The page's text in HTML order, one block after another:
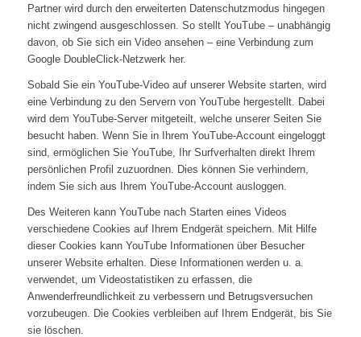
Partner wird durch den erweiterten Datenschutzmodus hingegen
nicht zwingend ausgeschlossen. So stellt YouTube – unabhängig
davon, ob Sie sich ein Video ansehen – eine Verbindung zum
Google DoubleClick-Netzwerk her.
Sobald Sie ein YouTube-Video auf unserer Website starten, wird
eine Verbindung zu den Servern von YouTube hergestellt. Dabei
wird dem YouTube-Server mitgeteilt, welche unserer Seiten Sie
besucht haben. Wenn Sie in Ihrem YouTube-Account eingeloggt
sind, ermöglichen Sie YouTube, Ihr Surfverhalten direkt Ihrem
persönlichen Profil zuzuordnen. Dies können Sie verhindern,
indem Sie sich aus Ihrem YouTube-Account ausloggen.
Des Weiteren kann YouTube nach Starten eines Videos
verschiedene Cookies auf Ihrem Endgerät speichern. Mit Hilfe
dieser Cookies kann YouTube Informationen über Besucher
unserer Website erhalten. Diese Informationen werden u. a.
verwendet, um Videostatistiken zu erfassen, die
Anwenderfreundlichkeit zu verbessern und Betrugsversuchen
vorzubeugen. Die Cookies verbleiben auf Ihrem Endgerät, bis Sie
sie löschen.